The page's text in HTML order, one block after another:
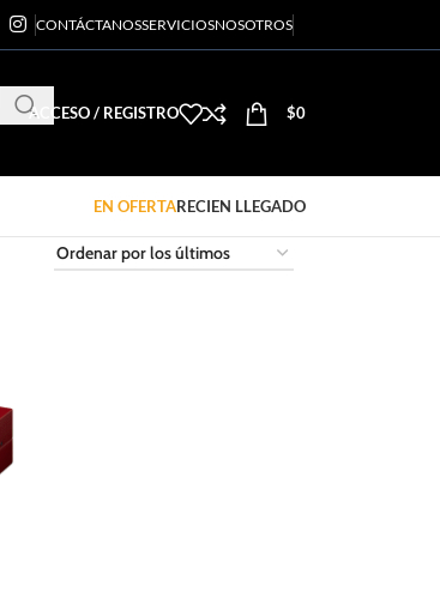
CONTÁCTANOSSERVICIOSNOSOTROS
ACCESO / REGISTRO $0
EN OFERTARECIEN LLEGADO